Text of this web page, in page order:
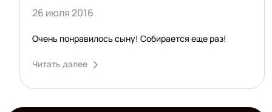
26 июля 2016
Очень понравилось сыну! Собирается еще раз!
Читать далее